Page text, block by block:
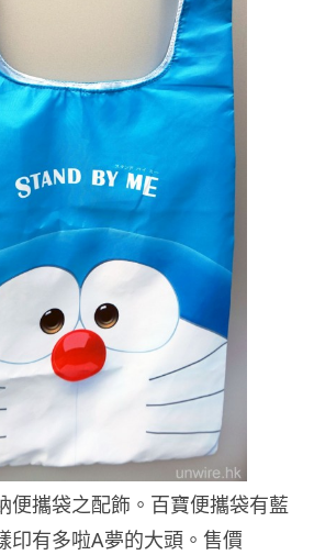
攜袋之配飾。百寶便攜袋有藍
印有多啦A夢的大頭。售價